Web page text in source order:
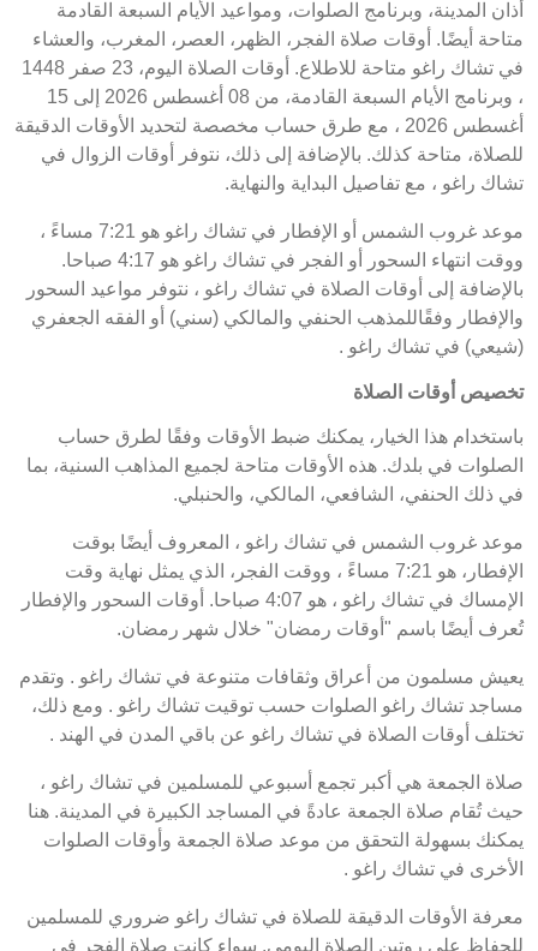
أذان المدينة، وبرنامج الصلوات، ومواعيد الأيام السبعة القادمة
متاحة أيضًا. أوقات صلاة الفجر، الظهر، العصر، المغرب، والعشاء
في تشاك راغو متاحة للاطلاع. أوقات الصلاة اليوم، 23 صفر 1448
، وبرنامج الأيام السبعة القادمة، من 08 أغسطس 2026 إلى 15
أغسطس 2026 ، مع طرق حساب مخصصة لتحديد الأوقات الدقيقة
للصلاة، متاحة كذلك. بالإضافة إلى ذلك، نتوفر أوقات الزوال في
تشاك راغو ، مع تفاصيل البداية والنهاية.
موعد غروب الشمس أو الإفطار في تشاك راغو هو 7:21 مساءً ،
ووقت انتهاء السحور أو الفجر في تشاك راغو هو 4:17 صباحا.
بالإضافة إلى أوقات الصلاة في تشاك راغو ، نتوفر مواعيد السحور
والإفطار وفقًاللمذهب الحنفي والمالكي (سني) أو الفقه الجعفري
(شيعي) في تشاك راغو .
تخصيص أوقات الصلاة
باستخدام هذا الخيار، يمكنك ضبط الأوقات وفقًا لطرق حساب
الصلوات في بلدك. هذه الأوقات متاحة لجميع المذاهب السنية، بما
في ذلك الحنفي، الشافعي، المالكي، والحنبلي.
موعد غروب الشمس في تشاك راغو ، المعروف أيضًا بوقت
الإفطار، هو 7:21 مساءً ، ووقت الفجر، الذي يمثل نهاية وقت
الإمساك في تشاك راغو ، هو 4:07 صباحا. أوقات السحور والإفطار
تُعرف أيضًا باسم "أوقات رمضان" خلال شهر رمضان.
يعيش مسلمون من أعراق وثقافات متنوعة في تشاك راغو . وتقدم
مساجد تشاك راغو الصلوات حسب توقيت تشاك راغو . ومع ذلك،
تختلف أوقات الصلاة في تشاك راغو عن باقي المدن في الهند .
صلاة الجمعة هي أكبر تجمع أسبوعي للمسلمين في تشاك راغو ،
حيث تُقام صلاة الجمعة عادةً في المساجد الكبيرة في المدينة. هنا
يمكنك بسهولة التحقق من موعد صلاة الجمعة وأوقات الصلوات
الأخرى في تشاك راغو .
معرفة الأوقات الدقيقة للصلاة في تشاك راغو ضروري للمسلمين
للحفاظ على روتين الصلاة اليومي. سواء كانت صلاة الفجر في